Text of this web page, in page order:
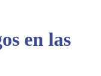
en las